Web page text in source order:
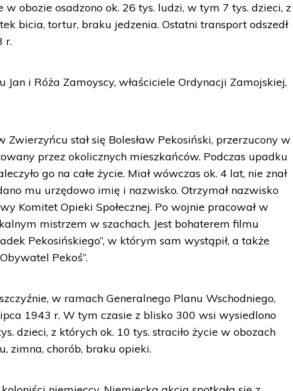
obozie osadzono ok. 26 tys. ludzi, w tym 7 tys. dzieci, z
bicia, tortur, braku jedzenia. Ostatni transport odszedł
r.
i Róża Zamoyscy, właściciele Ordynacji Zamojskiej,
stał się Bolesław Pekosiński, przerzucony w
przez okolicznych mieszkańców. Podczas upadku
go na całe życie. Miał wówczas ok. 4 lat, nie znał
mu urzędowo imię i nazwisko. Otrzymał nazwisko
Komitet Opieki Społecznej. Po wojnie pracował w
mistrzem w szachach. Jest bohaterem filmu
Pekosińskiego”, w którym sam wystąpił, a także
Pekoś”.
w ramach Generalnego Planu Wschodniego,
1943 r. W tym czasie z blisko 300 wsi wysiedlono
dzieci, z których ok. 10 tys. straciło życie w obozach
zimna, chorób, braku opieki.